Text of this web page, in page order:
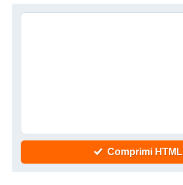
Comprimi HTML